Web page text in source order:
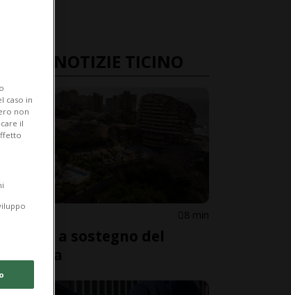
NOTIZIE TICINO
8 min
cena a sostegno del
caso in
non
il